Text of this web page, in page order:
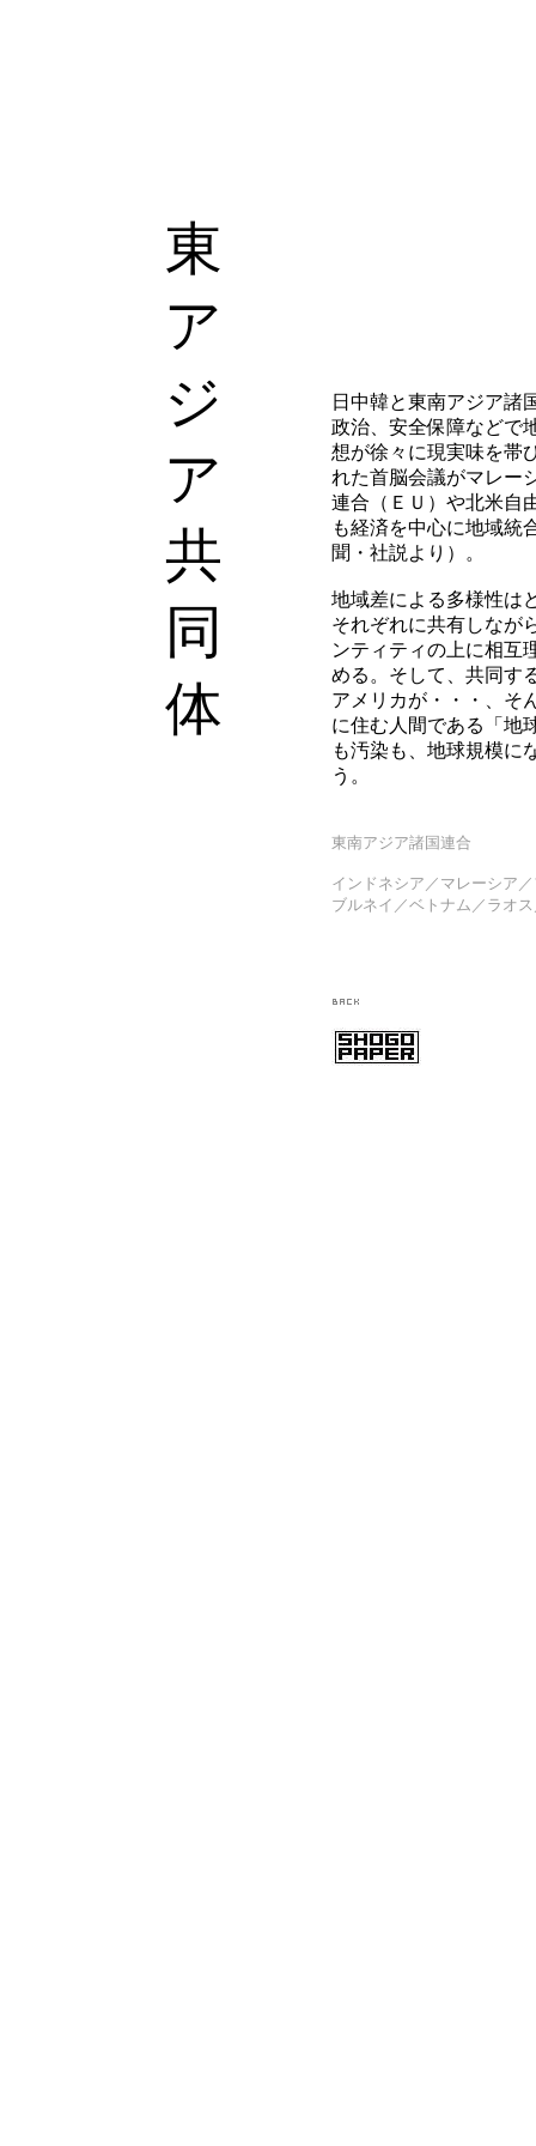
東
ア
ジ
ア
共
同
体
日中韓と東南アジア諸
政治、安全保障などで
想が徐々に現実味を帯
れた首脳会議がマレー
連合（ＥＵ）や北米自
も経済を中心に地域統
聞・社説より）。
地域差による多様性は
それぞれに共有しなが
ンティティの上に相互
める。そして、共同す
アメリカが・・・、そ
に住む人間である「地
も汚染も、地球規模に
う。
東南アジア諸国連合
インドネシア／マレーシア
ブルネイ／ベトナム／ラオ